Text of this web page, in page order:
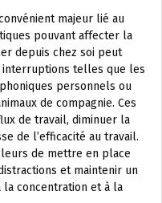
majeur lié au
pouvant affecter la
depuis chez soi peut
telles que les
personnels ou
de compagnie. Ces
de travail, diminuer la
de l’efficacité au travail.
de mettre en place
et maintenir un
concentration et à la